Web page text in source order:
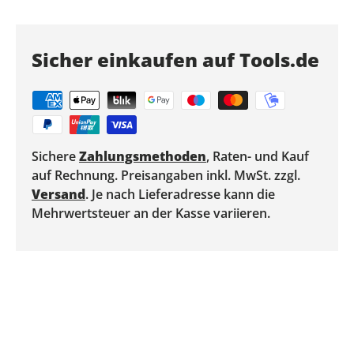
Sicher einkaufen auf Tools.de
SichereZahlungsmethoden, Raten- und Kauf
auf Rechnung. Preisangaben inkl. MwSt. zzgl.
Versand. Je nach Lieferadresse kann die
Mehrwertsteuer an der Kasse variieren.